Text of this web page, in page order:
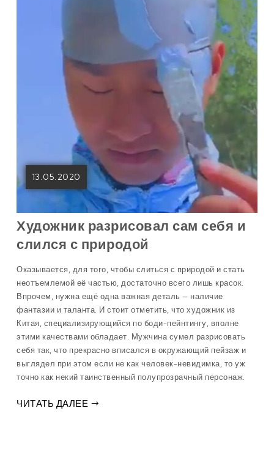
13.05.2020
Художник разрисовал сам себя и
слился с природой
Оказывается, для того, чтобы слиться с природой и стать
неотъемлемой её частью, достаточно всего лишь красок.
Впрочем, нужна ещё одна важная деталь — наличие
фантазии и таланта. И стоит отметить, что художник из
Китая, специализирующийся по боди-пейнтингу, вполне
этими качествами обладает. Мужчина сумел разрисовать
себя так, что прекрасно вписался в окружающий пейзаж и
выглядел при этом если не как человек-невидимка, то уж
точно как некий таинственный полупрозрачный персонаж.
ЧИТАТЬ ДАЛЕЕ